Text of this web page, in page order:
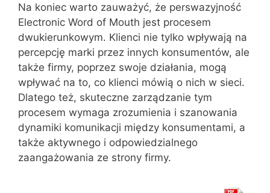
Na koniec warto zauważyć, że perswazyjność
Electronic Word of Mouth jest procesem
dwukierunkowym. Klienci nie tylko wpływają na
percepcję marki przez innych konsumentów, ale
także firmy, poprzez swoje działania, mogą
wpływać na to, co klienci mówią o nich w sieci.
Dlatego też, skuteczne zarządzanie tym
procesem wymaga zrozumienia i szanowania
dynamiki komunikacji między konsumentami, a
także aktywnego i odpowiedzialnego
zaangażowania ze strony firmy.